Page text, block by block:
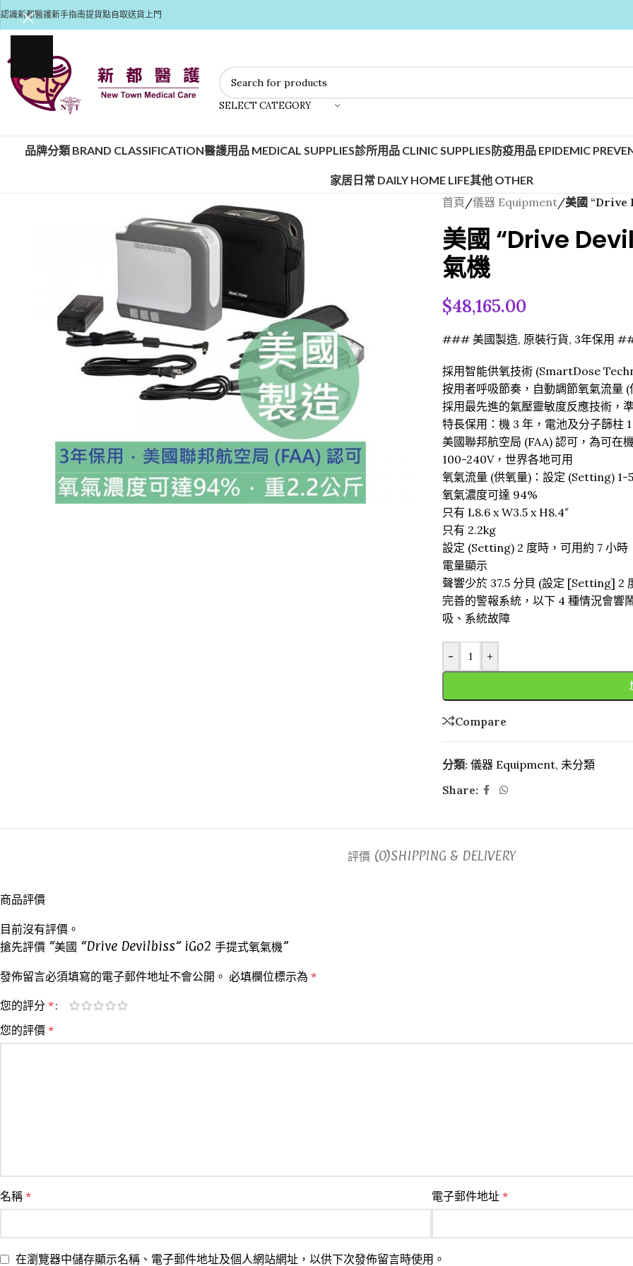
認識新都醫護新手指南提貨點自取送貨上門
SELECT CATEGORY
品牌分類 BRAND CLASSIFICATION醫護用品 MEDICAL SUPPLIES診所用品 CLINIC SUPPLIES防疫用品 EPIDEMIC
家居日常 DAILY HOME LIFE其他 OTHER
首頁/儀器 Equipment/美國 “Drive
美國 “Drive
氣機
$48,165.00
### 美國製造, 原裝行貨, 3年保用
採用智能供氧技術 (SmartDose
按用者呼吸節奏，自動調節氧氣流量 (
採用最先進的氣壓靈敏度反應技術，
特長保用：機 3 年，電池及分子篩柱
美國聯邦航空局 (FAA) 認可，為可在
100-240V，世界各地可用
氧氣流量 (供氧量)：設定 (Setting) 1-
氧氣濃度可達 94%
只有 L8.6 x W3.5 x H8.4″
只有 2.2kg
設定 (Setting) 2 度時，可用約 7 小時
電量顯示
聲響少於 37.5 分貝 (設定 [Setting] 2
完善的警報系統，以下 4 種情況會響
吸、系統故障
- +
Compare
分類: 儀器 Equipment, 未分類
Share:
評價 (0)SHIPPING & DELIVERY
商品評價
目前沒有評價。
搶先評價 “美國 “Drive Devilbiss” iGo2 手提式氧氣機”
發佈留言必須填寫的電子郵件地址不會公開。 必填欄位標示為 *
您的評分 *
您的評價 *
名稱 * 電子郵件地址 *
在瀏覽器中儲存顯示名稱、電子郵件地址及個人網站網址，以供下次發佈留言時使用。